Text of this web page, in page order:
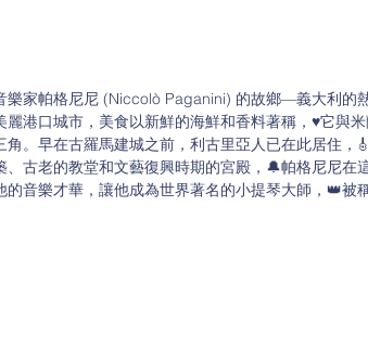
樂家帕格尼尼 (Niccolò Paganini) 的故鄉—義大利的
麗港口城市，美食以新鮮的海鮮和香料著稱，♥️它與
角。早在古羅馬建城之前，利古里亞人已在此居住，
、古老的教堂和文藝復興時期的宮殿，🔔帕格尼尼在
的音樂才華，讓他成為世界著名的小提琴大師，👑被